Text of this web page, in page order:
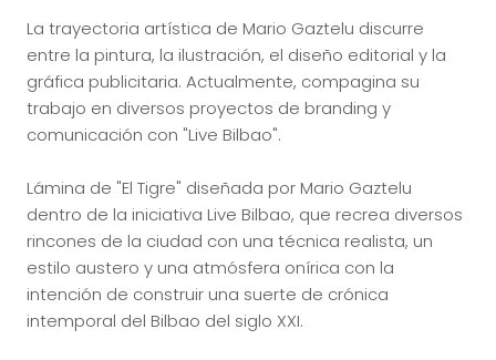
La trayectoria artística de Mario Gaztelu discurre
entre la pintura, la ilustración, el diseño editorial y la
gráfica publicitaria. Actualmente, compagina su
trabajo en diversos proyectos de branding y
comunicación con "Live Bilbao".
Lámina de "El Tigre" diseñada por Mario Gaztelu
dentro de la iniciativa Live Bilbao, que recrea diversos
rincones de la ciudad con una técnica realista, un
estilo austero y una atmósfera onírica con la
intención de construir una suerte de crónica
intemporal del Bilbao del siglo XXI.